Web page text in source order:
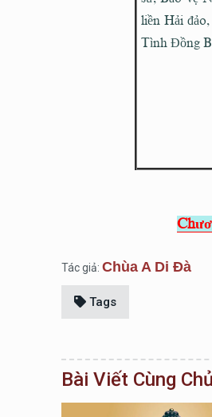
liền Hải
Tình Đồng
Tác giả: Chùa A Di Đà
Tags
Bài Viết Cùng